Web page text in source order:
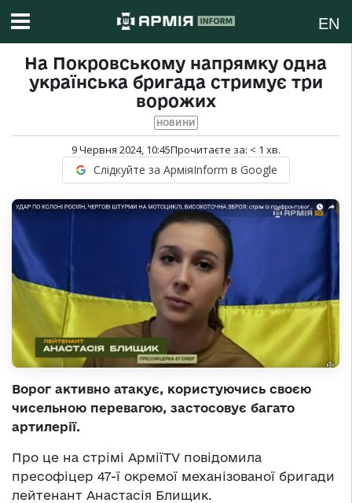
EN
На Покровському напрямку одна
українська бригада стримує три
ворожих
НОВИНИ
9 Червня 2024, 10:45Прочитаєте за: < 1 хв.
Слідкуйте за АрміяInform в Google
Ворог активно атакує, користуючись своєю
чисельною перевагою, застосовує багато
артилерії.
Про це на стрімі АрміїTV повідомила
пресофіцер 47-ї окремої механізованої бригади
лейтенант Анастасія Блищик.